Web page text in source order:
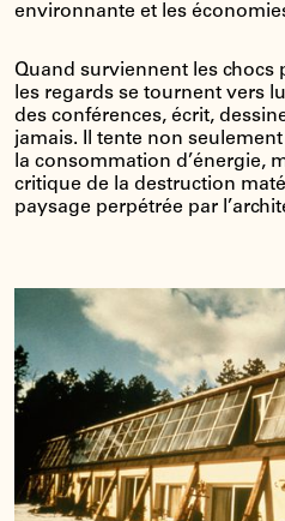
environnante et les
Quand surviennent les chocs
les regards se tournent vers
des conférences, écrit,
jamais. Il tente non
la consommation d’énergie,
critique de la destruction
paysage perpétrée par